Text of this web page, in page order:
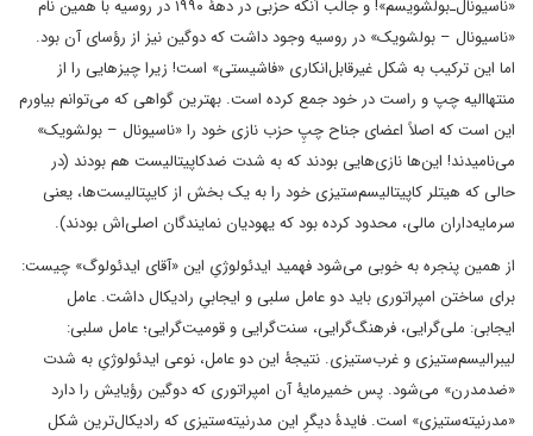
«ناسیونال‌‌ـ‌بولشویسم»! و جالب آنکه حزبی در دهۀ ۱۹۹۰ در روسیه با همین نام
«ناسیونال – بولشویک» در روسیه وجود داشت که دوگین نیز از رؤسای آن بود.
اما این ترکیب به شکل غیرقابل‌انکاری «فاشیستی» است! زیرا چیزهایی را از
منتهاالیه چپ و راست در خود جمع کرده است. بهترین گواهی که می‌توانم بیاورم
این است که اصلاً اعضای جناح چپِ حزب نازی خود را «ناسیونال – بولشویک»
می‌نامیدند! این‌ها نازی‌هایی بودند که به شدت ضدکاپیتالیست هم بودند (در
حالی که هیتلر کاپیتالیسم‌ستیزی خود را به یک بخش از کایپتالیست‌ها، یعنی
سرمایه‌داران مالی، محدود کرده بود که یهودیان نمایندگان اصلی‌اش بودند).
از همین پنجره به خوبی می‌شود فهمید ایدئولوژیِ این «آقای ایدئولوگ» چیست:
برای ساختن امپراتوری باید دو عامل سلبی و ایجابیِ رادیکال داشت. عامل
ایجابی: ملی‌گرایی، فرهنگ‌گرایی، سنت‌گرایی و قومیت‌گرایی؛ عامل سلبی:
لیبرالیسم‌ستیزی و غرب‌ستیزی. نتیجۀ این دو عامل، نوعی ایدئولوژیِ به شدت
«ضدمدرن» می‌شود. پس خمیرمایۀ آن امپراتوری که دوگین رؤیایش را دارد
«مدرنیته‌ستیزی» است. فایدۀ دیگرِ این مدرنیته‌ستیزی که رادیکال‌ترین شکل